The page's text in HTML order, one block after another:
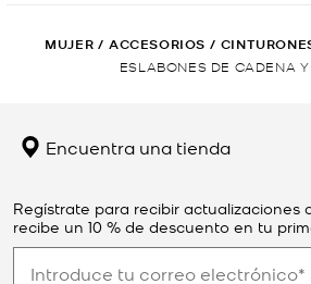
MUJER / ACCESORIOS /
ESLABONES DE CADENA Y
Encuentra una tienda
Regístrate para recibir actualizaciones
recibe un 10 % de descuento en tu